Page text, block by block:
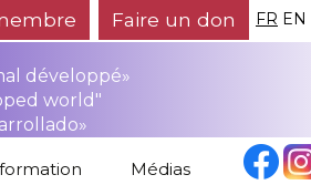
Faire un don FR EN
développé»
world"
Médias